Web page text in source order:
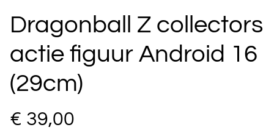
Dragonball Z collectors
actie figuur Android 16
(29cm)
€ 39,00